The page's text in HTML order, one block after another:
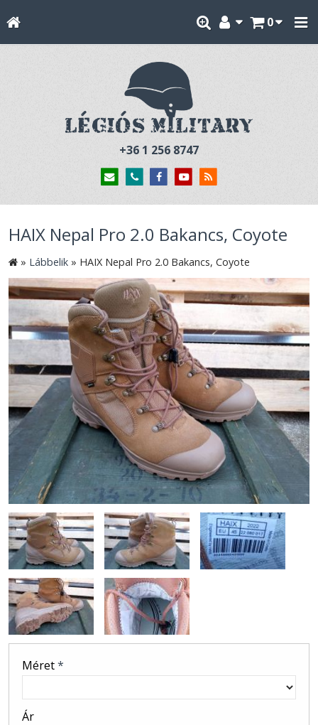
0
+36 1 256 8747
HAIX Nepal Pro 2.0 Bakancs, Coyote
» Lábbelik » HAIX Nepal Pro 2.0 Bakancs, Coyote
Méret*
Ár